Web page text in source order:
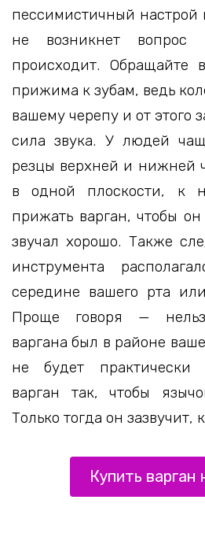
пессимистичный настрой
не возникнет
происходит. Обращайте
прижима к зубам, ведь
вашему черепу и от этого
сила звука. У людей
резцы верхней и нижней
в одной плоскости, к
прижать варган, чтобы
звучал хорошо. Также
инструмента
середине вашего рта
Проще говоря —
варгана был в районе
не будет практически
варган так, чтобы
Только тогда он зазвучит,
Купить варган